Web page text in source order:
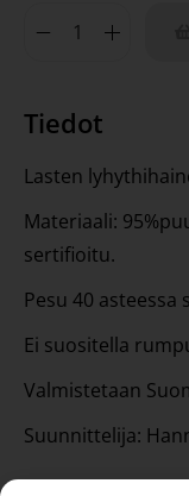
Tiedot
Lasten
Materiaali:
sertifioitu.
Pesu 40 asteessa
Ei suositella
Valmistetaan
Suunnittelija: